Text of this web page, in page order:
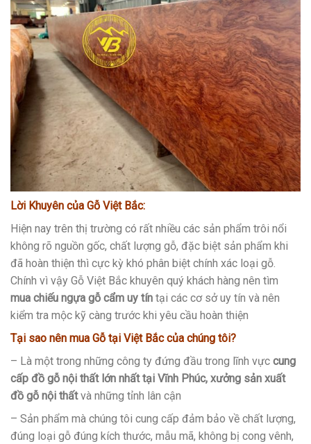
Lời Khuyên của Gỗ Việt Bắc:
Hiện nay trên thị trường có rất nhiều các sản phẩm trôi nổi
không rõ nguồn gốc, chất lượng gỗ, đặc biệt sản phẩm khi
đã hoàn thiện thì cực kỳ khó phân biệt chính xác loại gỗ.
Chính vì vậy Gỗ Việt Bắc khuyên quý khách hàng nên tìm
mua chiếu ngựa gỗ cẩm uy tín tại các cơ sở uy tín và nên
kiểm tra mộc kỹ càng trước khi yêu cầu hoàn thiện
Tại sao nên mua Gỗ tại Việt Bắc của chúng tôi?
– Là một trong những công ty đứng đầu trong lĩnh vực cung
cấp đồ gỗ nội thất lớn nhất tại Vĩnh Phúc, xưởng sản xuất
đồ gỗ nội thấtvà những tỉnh lân cận
– Sản phẩm mà chúng tôi cung cấp đảm bảo về chất lượng,
đúng loại gỗ đúng kích thước, mẫu mã, không bị cong vênh,